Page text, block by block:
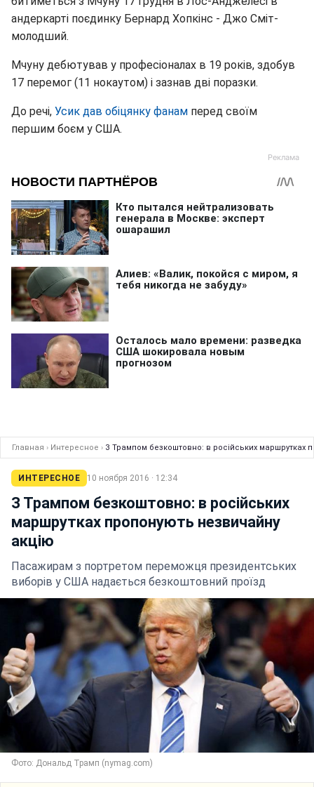
андеркарті поєдинку Бернард Хопкінс - Джо Сміт-
молодший.
Мчуну дебютував у професіоналах в 19 років, здобув
17 перемог (11 нокаутом) і зазнав дві поразки.
До речі, Усик дав обіцянку фанам перед своїм
першим боєм у США.
Главная › Интересное › З Трампом безкоштовно: в російських маршрутках
ИНТЕРЕСНОЕ 10 ноября 2016 · 12:34
З Трампом безкоштовно: в російських
маршрутках пропонують незвичайну
акцію
Пасажирам з портретом переможця президентських
виборів у США надається безкоштовний проїзд
Фото: Дональд Трамп (nymag.com)